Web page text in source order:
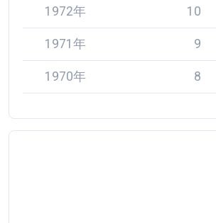
1972年 10
1971年 9
1970年 8